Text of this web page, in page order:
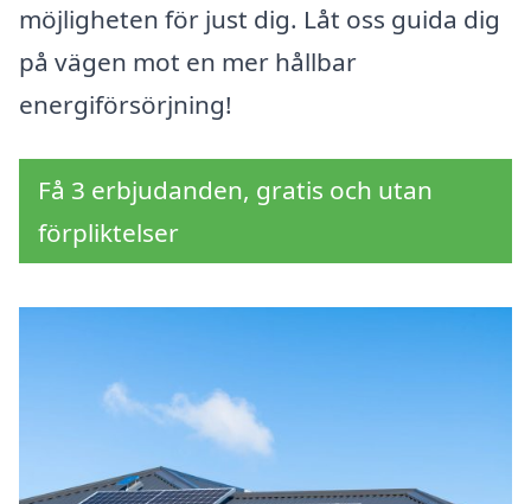
möjligheten för just dig. Låt oss guida dig
på vägen mot en mer hållbar
energiförsörjning!
Få 3 erbjudanden, gratis och utan
förpliktelser